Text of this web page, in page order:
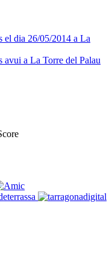
el dia 26/05/2014 a La
avui a La Torre del Palau